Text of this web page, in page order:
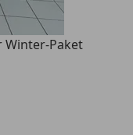
Winter-Paket